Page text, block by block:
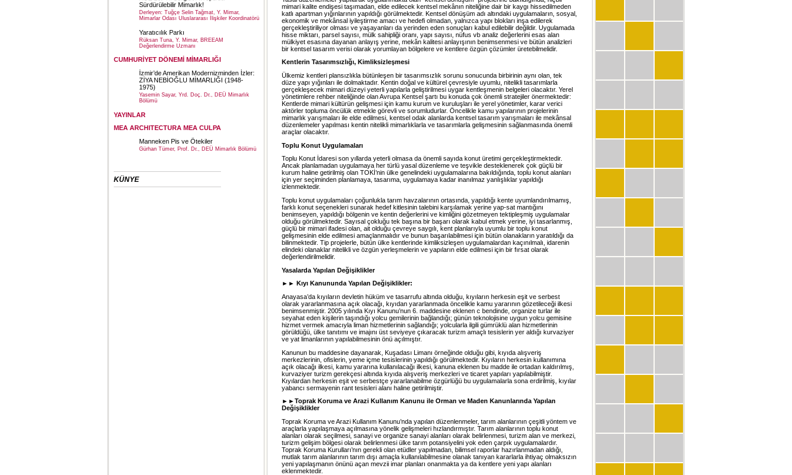
Sürdürülebilir Mimarlık!
Derleyen: Tuğçe Selin Tağmat, Y. Mimar,
Mimarlar Odası Uluslararası İlişkiler Koordinatörü
Yaratıcılık Parkı
Rüksan Tuna, Y. Mimar, BREEAM
Değerlendirme Uzmanı
CUMHURİYET DÖNEMİ MİMARLIĞI
İzmir’de Amerikan Modernizminden İzler:
ZİYA NEBİOĞLU MİMARLIĞI (1948-
1975)
Yasemin Sayar, Yrd. Doç. Dr., DEÜ Mimarlık
Bölümü
YAYINLAR
MEA ARCHITECTURA MEA CULPA
Manneken Pis ve Ötekiler
Gürhan Tümer, Prof. Dr., DEÜ Mimarlık Bölümü
KÜNYE
mimari kalite endişesi taşımadan, elde edilecek kentsel mekânın niteliğine dair bir kaygı hissedilmeden
katlı apartman yığınlarının yapıldığı görülmektedir. Kentsel dönüşüm adı altındaki uygulamaların, sosyal,
ekonomik ve mekânsal iyileştirme amacı ve hedefi olmadan, yalnızca yapı blokları inşa edilerek
gerçekleştiriliyor olması ve yaşayanları da yerinden eden sonuçları kabul edilebilir değildir. Uygulamada
hisse miktarı, parsel sayısı, mülk sahipliği oranı, yapı sayısı, nüfus vb analiz değerlerini esas alan
mülkiyet esasına dayanan anlayış yerine, mekân kalitesi anlayışının benimsenmesi ve bütün analizleri
bir kentsel tasarım verisi olarak yorumlayan bölgelere ve kentlere özgün çözümler üretebilmelidir.
Kentlerin Tasarımsızlığı, Kimliksizleşmesi
Ülkemiz kentleri plansızlıkla bütünleşen bir tasarımsızlık sorunu sonucunda birbirinin aynı olan, tek
düze yapı yığınları ile dolmaktadır. Kentin doğal ve kültürel çevresiyle uyumlu, nitelikli tasarımlarla
gerçekleşecek mimari düzeyi yeterli yapılarla geliştirilmesi uygar kentleşmenin belgeleri olacaktır. Yerel
yönetimlere rehber niteliğinde olan Avrupa Kentsel şartı bu konuda çok önemli stratejiler önermektedir:
Kentlerde mimari kültürün gelişmesi için kamu kurum ve kuruluşları ile yerel yönetimler, karar verici
aktörler topluma öncülük etmekle görevli ve sorumludurlar. Öncelikle kamu yapılarının projelerinin
mimarlık yarışmaları ile elde edilmesi, kentsel odak alanlarda kentsel tasarım yarışmaları ile mekânsal
düzenlemeler yapılması kentin nitelikli mimarlıklarla ve tasarımlarla gelişmesinin sağlanmasında önemli
araçlar olacaktır.
Toplu Konut Uygulamaları
Toplu Konut İdaresi son yıllarda yeterli olmasa da önemli sayıda konut üretimi gerçekleştirmektedir.
Ancak planlamadan uygulamaya her türlü yasal düzenleme ve teşvikle desteklenerek çok güçlü bir
kurum haline getirilmiş olan TOKİ’nin ülke genelindeki uygulamalarına bakıldığında, toplu konut alanları
için yer seçiminden planlamaya, tasarıma, uygulamaya kadar inanılmaz yanlışlıklar yapıldığı
izlenmektedir.
Toplu konut uygulamaları çoğunlukla tarım havzalarının ortasında, yapıldığı kente uyumlandırılmamış,
farklı konut seçenekleri sunarak hedef kitlesinin talebini karşılamak yerine yap-sat mantığını
benimseyen, yapıldığı bölgenin ve kentin değerlerini ve kimliğini gözetmeyen tektipleşmiş uygulamalar
olduğu görülmektedir. Sayısal çokluğu tek başına bir başarı olarak kabul etmek yerine, iyi tasarlanmış,
güçlü bir mimari ifadesi olan, ait olduğu çevreye saygılı, kent planlarıyla uyumlu bir toplu konut
gelişmesinin elde edilmesi amaçlanmalıdır ve bunun başarılabilmesi için bütün olanakların yaratıldığı da
bilinmektedir. Tip projelerle, bütün ülke kentlerinde kimliksizleşen uygulamalardan kaçınılmalı, idarenin
elindeki olanaklar nitelikli ve özgün yerleşmelerin ve yapıların elde edilmesi için bir fırsat olarak
değerlendirilmelidir.
Yasalarda Yapılan Değişiklikler
►► Kıyı Kanununda Yapılan Değişiklikler:
Anayasa’da kıyıların devletin hüküm ve tasarrufu altında olduğu, kıyıların herkesin eşit ve serbest
olarak yararlanmasına açık olacağı, kıyıdan yararlanmada öncelikle kamu yararının gözetileceği ilkesi
benimsenmiştir. 2005 yılında Kıyı Kanunu’nun 6. maddesine eklenen c bendinde, organize turlar ile
seyahat eden kişilerin taşındığı yolcu gemilerinin bağlandığı; günün teknolojisine uygun yolcu gemisine
hizmet vermek amacıyla liman hizmetlerinin sağlandığı; yolcularla ilgili gümrüklü alan hizmetlerinin
görüldüğü, ülke tanıtımı ve imajını üst seviyeye çıkaracak turizm amaçlı tesislerin yer aldığı kurvaziyer
ve yat limanlarının yapılabilmesinin önü açılmıştır.
Kanunun bu maddesine dayanarak, Kuşadası Limanı örneğinde olduğu gibi, kıyıda alışveriş
merkezlerinin, ofislerin, yeme içme tesislerinin yapıldığı görülmektedir. Kıyıların herkesin kullanımına
açık olacağı ilkesi, kamu yararına kullanılacağı ilkesi, kanuna eklenen bu madde ile ortadan kaldırılmış,
kurvaziyer turizm gerekçesi altında kıyıda alışveriş merkezleri ve ticaret yapıları yapılabilmiştir.
Kıyılardan herkesin eşit ve serbestçe yararlanabilme özgürlüğü bu uygulamalarla sona erdirilmiş, kıyılar
yabancı sermayenin rant tesisleri alanı haline getirilmiştir.
►►Toprak Koruma ve Arazi Kullanım Kanunu ile Orman ve Maden Kanunlarında Yapılan
Değişiklikler
Toprak Koruma ve Arazi Kullanım Kanunu’nda yapılan düzenlenmeler, tarım alanlarının çeşitli yöntem ve
araçlarla yapılaşmaya açılmasına yönelik gelişmeleri hızlandırmıştır. Tarım alanlarının toplu konut
alanları olarak seçilmesi, sanayi ve organize sanayi alanları olarak belirlenmesi, turizm alan ve merkezi,
turizm gelişim bölgesi olarak belirlenmesi ülke tarım potansiyelini yok eden çarpık uygulamalardır.
Toprak Koruma Kurulları’nın gerekli olan etüdler yapılmadan, bilimsel raporlar hazırlanmadan aldığı,
mutlak tarım alanlarının tarım dışı amaçla kullanılabilmesine olanak tanıyan kararlarla ihtiyaç olmaksızın
yeni yapılaşmanın önünü açan mevzii imar planları onanmakta ya da kentlere yeni yapı alanları
eklenmektedir.